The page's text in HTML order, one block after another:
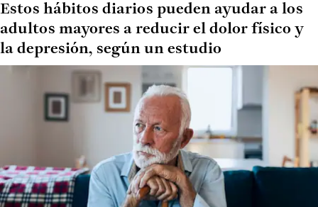
Estos hábitos diarios pueden ayudar a los
adultos mayores a reducir el dolor físico y
la depresión, según un estudio